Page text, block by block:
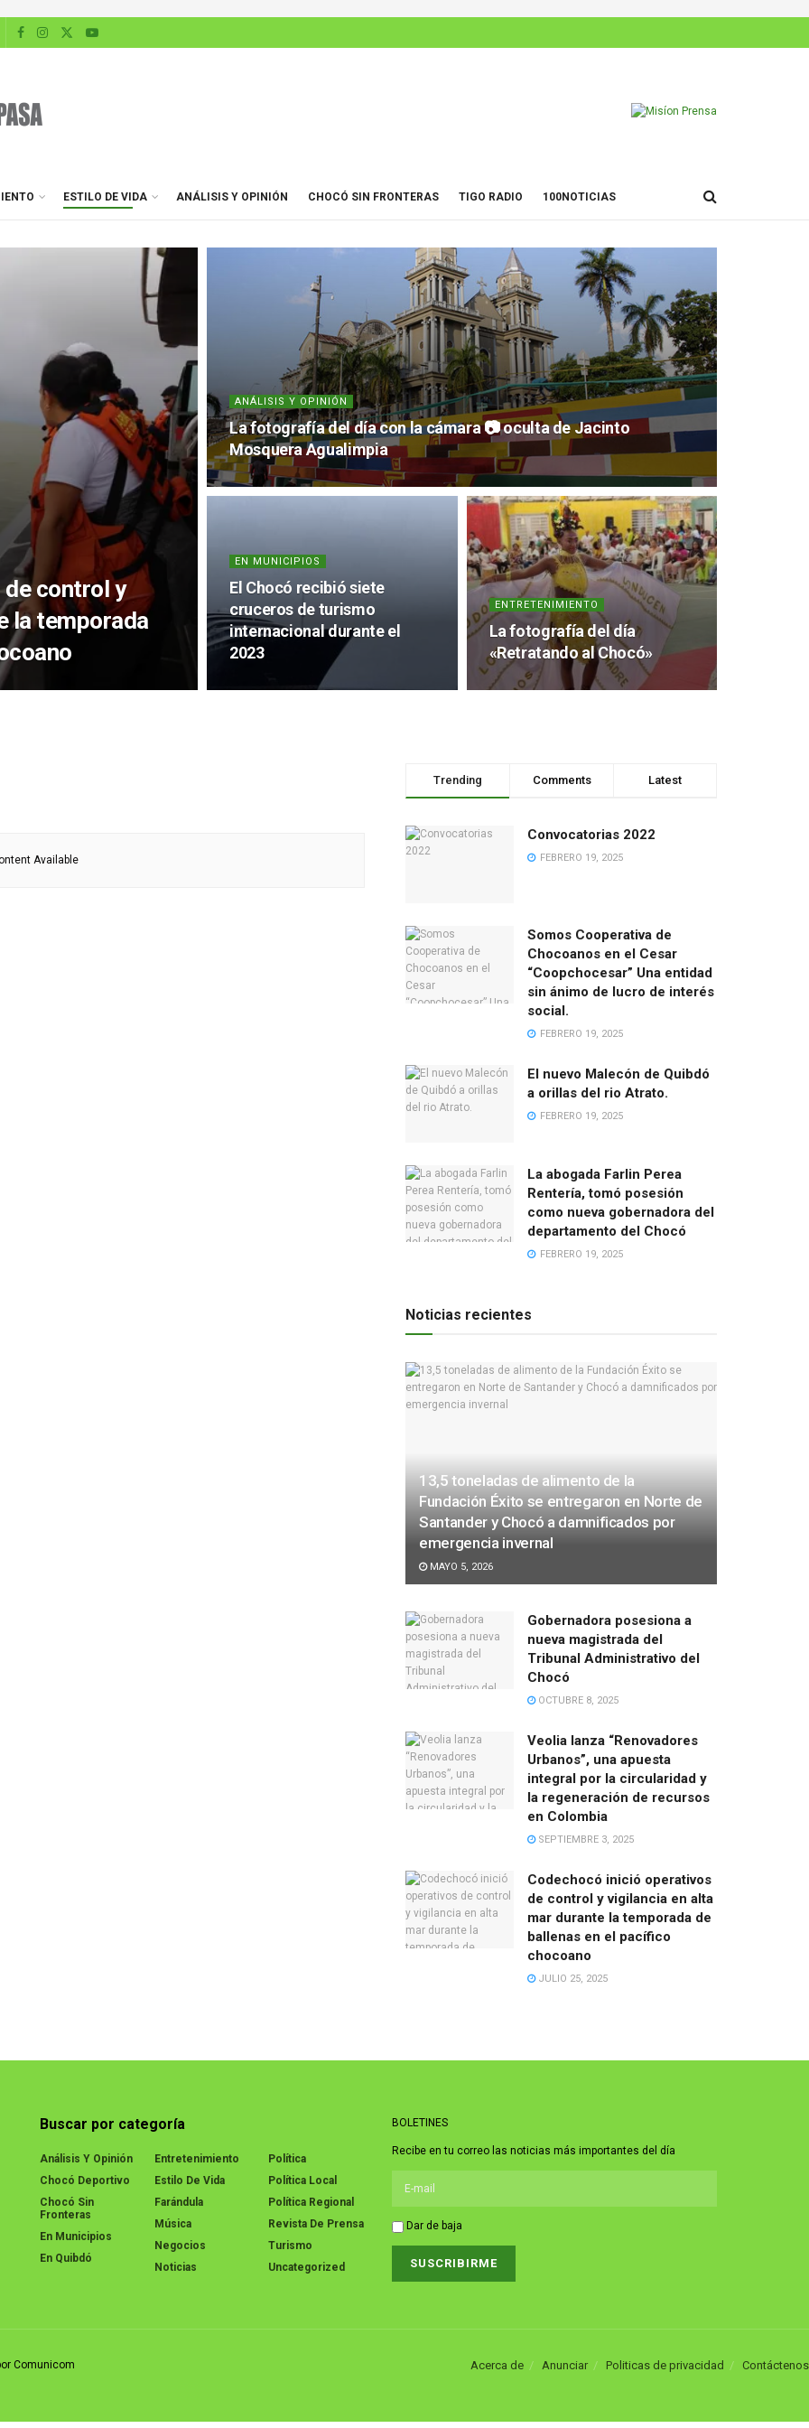
ESTILO DE VIDA ANÁLISIS Y OPINIÓN CHOCÓ SIN FRONTERAS TIGO RADIO 100NOTICIAS
control y
la temporada
ANÁLISIS Y OPINIÓN
La fotografía del día con la cámara 📷 oculta de Jacinto
Mosquera Agualimpia
EN MUNICIPIOS
El Chocó recibió siete
cruceros de turismo
internacional durante el
2023
ENTRETENIMIENTO
La fotografía del día
«Retratando al Chocó»
Available
Trending Comments Latest
Convocatorias 2022
FEBRERO 19, 2025
Somos Cooperativa de
Chocoanos en el Cesar
“Coopchocesar” Una entidad
sin ánimo de lucro de interés
social.
FEBRERO 19, 2025
El nuevo Malecón de Quibdó
a orillas del rio Atrato.
FEBRERO 19, 2025
La abogada Farlin Perea
Rentería, tomó posesión
como nueva gobernadora del
departamento del Chocó
FEBRERO 19, 2025
Noticias recientes
13,5 toneladas de alimento de la
Fundación Éxito se entregaron en Norte de
Santander y Chocó a damnificados por
emergencia invernal
MAYO 5, 2026
Gobernadora posesiona a
nueva magistrada del
Tribunal Administrativo del
Chocó
OCTUBRE 8, 2025
Veolia lanza “Renovadores
Urbanos”, una apuesta
integral por la circularidad y
la regeneración de recursos
en Colombia
SEPTIEMBRE 3, 2025
Codechocó inició operativos
de control y vigilancia en alta
mar durante la temporada de
ballenas en el pacífico
chocoano
JULIO 25, 2025
Buscar por categoría
Análisis Y Opinión
Chocó Deportivo
Chocó Sin
Fronteras
En Municipios
En Quibdó
Entretenimiento
Estilo De Vida
Farándula
Música
Negocios
Noticias
Política
Política Local
Política Regional
Revista De Prensa
Turismo
Uncategorized
BOLETINES
Recibe en tu correo las noticias más importantes del día
Dar de baja
Acerca de Anunciar Politicas de privacidad Contáctenos
Comunicom